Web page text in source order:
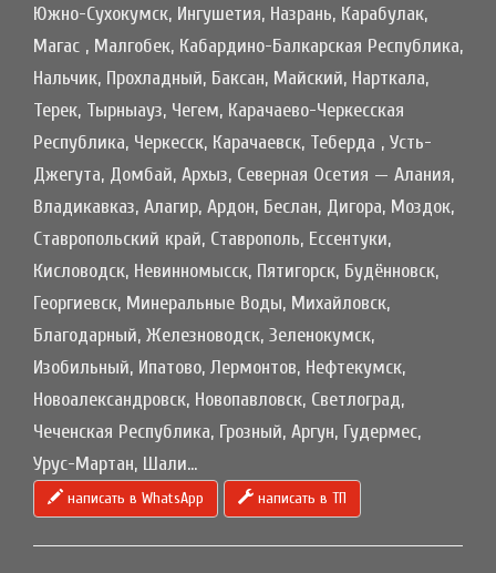
Южно-Сухокумск, Ингушетия, Назрань, Карабулак,
Магас , Малгобек, Кабардино-Балкарская Республика,
Нальчик, Прохладный, Баксан, Майский, Нарткала,
Терек, Тырныауз, Чегем, Карачаево-Черкесская
Республика, Черкесск, Карачаевск, Теберда , Усть-
Джегута, Домбай, Архыз, Северная Осетия — Алания,
Владикавказ, Алагир, Ардон, Беслан, Дигора, Моздок,
Ставропольский край, Ставрополь, Ессентуки,
Кисловодск, Невинномысск, Пятигорск, Будённовск,
Георгиевск, Минеральные Воды, Михайловск,
Благодарный, Железноводск, Зеленокумск,
Изобильный, Ипатово, Лермонтов, Нефтекумск,
Новоалександровск, Новопавловск, Светлоград,
Чеченская Республика, Грозный, Аргун, Гудермес,
Урус-Мартан, Шали...
написать в WhatsApp написать в ТП